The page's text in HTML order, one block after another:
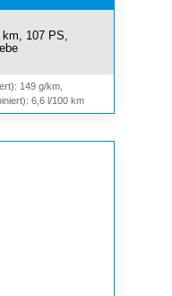
107 PS,
149 g/km,
6,6 l/100 km